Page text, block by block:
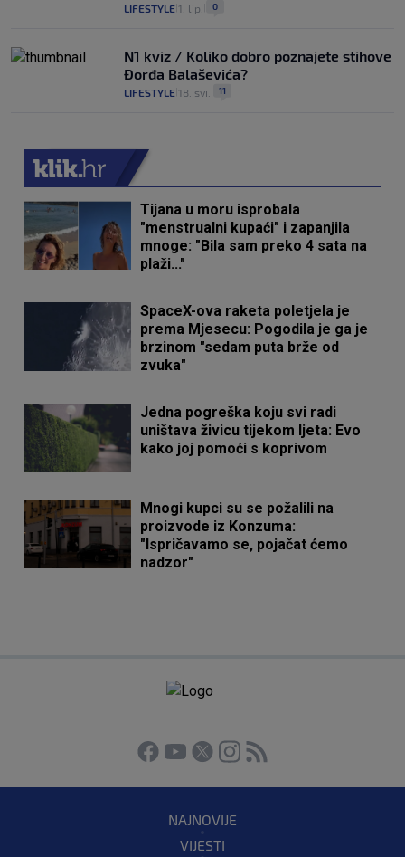
LIFESTYLE 1. lip. 0
N1 kviz / Koliko dobro poznajete stihove
Đorđa Balaševića?
LIFESTYLE 18. svi. 11
Tijana u moru isprobala
"menstrualni kupaći" i zapanjila
mnoge: "Bila sam preko 4 sata na
plaži..."
SpaceX-ova raketa poletjela je
prema Mjesecu: Pogodila je ga je
brzinom "sedam puta brže od
zvuka"
Jedna pogreška koju svi radi
uništava živicu tijekom ljeta: Evo
kako joj pomoći s koprivom
Mnogi kupci su se požalili na
proizvode iz Konzuma:
"Ispričavamo se, pojačat ćemo
nadzor"
NAJNOVIJE
VIJESTI